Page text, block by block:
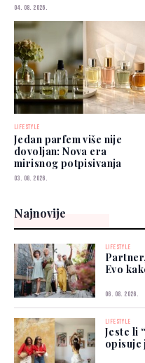
04. 08. 2026.
LIFESTYLE
Jedan parfem više nije
dovoljan: Nova era
mirisnog potpisivanja
03. 08. 2026.
Najnovije
LIFESTYLE
Evo
06. 08. 2026.
LIFESTYLE
Jeste li
opisuje